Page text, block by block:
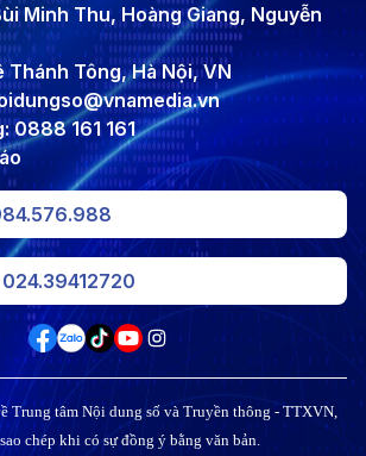
Minh Thu, Hoàng Giang, Nguyễn
Thánh Tông, Hà Nội, VN
0888 161 161
Trung tâm Nội dung số và Truyền thông - TTXVN,
chép khi có sự đồng ý bằng văn bản.